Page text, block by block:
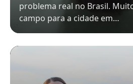
problema real no Brasil.
campo para a cidade em…